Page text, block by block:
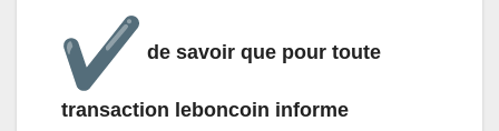
de savoir que pour toute
transaction leboncoin informe